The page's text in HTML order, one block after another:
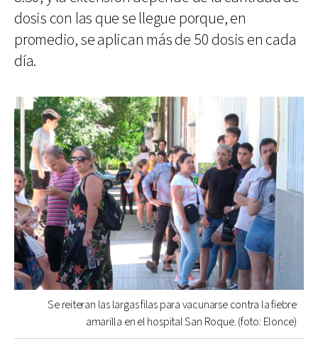
dosis con las que se llegue porque, en
promedio, se aplican más de 50 dosis en cada
día.
Se reiteran las largas filas para vacunarse contra la fiebre
amarilla en el hospital San Roque. (foto: Elonce)